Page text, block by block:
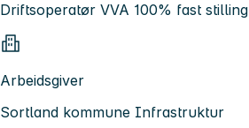
Driftsoperatør VVA 100% fast stilling
Arbeidsgiver
Sortland kommune Infrastruktur